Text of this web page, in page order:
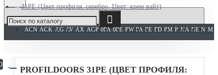
31PE (Цвет профиля: серебро, Цвет: крем вайт)
AGN AGK AG AV AX AGP 0PA 0PE PW PA PE PD PM P NA NE N M
PROFILDOORS 31PE (ЦВЕТ ПРОФИЛЯ: